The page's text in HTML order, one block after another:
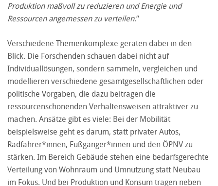
Produktion maßvoll zu reduzieren und Energie und
Ressourcen angemessen zu verteilen.“
Verschiedene Themenkomplexe geraten dabei in den
Blick. Die Forschenden schauen dabei nicht auf
Individuallösungen, sondern sammeln, vergleichen und
modellieren verschiedene gesamtgesellschaftlichen oder
politische Vorgaben, die dazu beitragen die
ressourcenschonenden Verhaltensweisen attraktiver zu
machen. Ansätze gibt es viele: Bei der Mobilität
beispielsweise geht es darum, statt privater Autos,
Radfahrer*innen, Fußgänger*innen und den ÖPNV zu
stärken. Im Bereich Gebäude stehen eine bedarfsgerechte
Verteilung von Wohnraum und Umnutzung statt Neubau
im Fokus. Und bei Produktion und Konsum tragen neben